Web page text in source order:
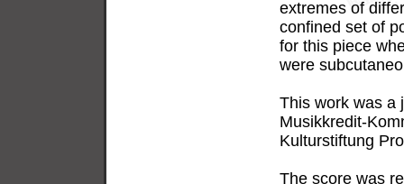
extremes of
confined set of
for this piece
were
This work was a
Musikkredit-
Kulturstiftung
The score was